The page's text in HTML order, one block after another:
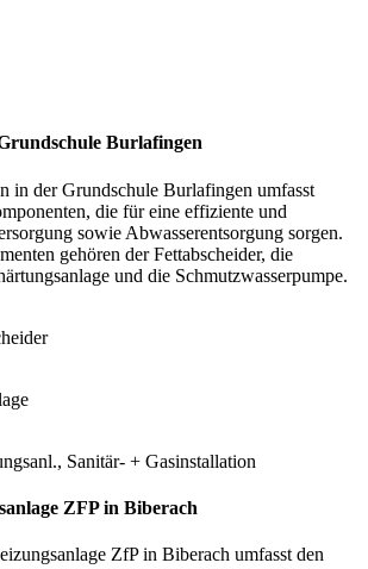
Burlafingen
in der Grundschule Burlafingen umfasst
die für eine effiziente und
sowie Abwasserentsorgung sorgen.
gehören der Fettabscheider, die
und die Schmutzwasserpumpe.
Sanitär- + Gasinstallation
ZFP in Biberach
ZfP in Biberach umfasst den